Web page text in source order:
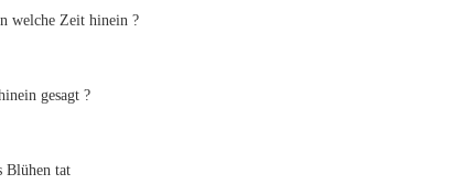
welche Zeit hinein ?
gesagt ?
Blühen tat